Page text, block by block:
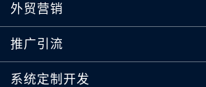
外贸营销
推广引流
系统定制开发